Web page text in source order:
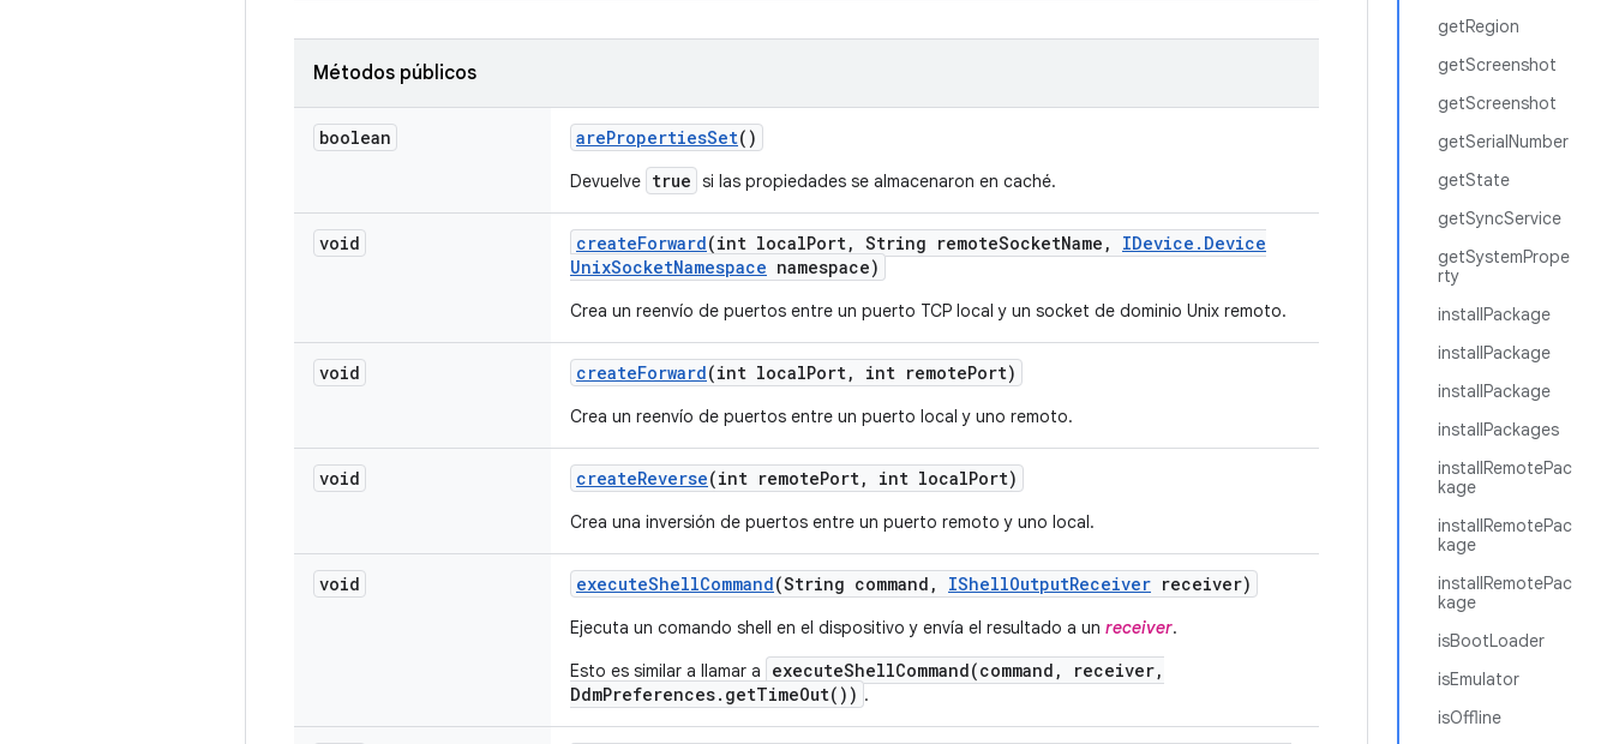
getRegion
getScreenshot
getScreenshot
getSerialNumber
getState
getSyncService
getSystemPrope
rty
installPackage
installPackage
installPackage
installPackages
installRemotePac
kage
installRemotePac
kage
installRemotePac
kage
isBootLoader
isEmulator
isOffline
Métodos públicos
boolean arePropertiesSet()
Devuelve true si las propiedades se almacenaron en caché.
void createForward(int localPort, String remoteSocketName , IDevice . Device
UnixSocketNamespace namespace)
Crea un reenvío de puertos entre un puerto TCP local y un socket de dominio Unix remoto.
void createForward(int localPort, int remotePort)
Crea un reenvío de puertos entre un puerto local y uno remoto.
void createReverse(int remotePort, int localPort)
Crea una inversión de puertos entre un puerto remoto y uno local.
void executeShellCommand(String command , IShellOutputReceiver receiver)
Ejecuta un comando shell en el dispositivo y envía el resultado a un receiver.
Esto es similar a llamar a
executeShellCommand(command, receiver,
DdmPreferences.getTimeOut()) .